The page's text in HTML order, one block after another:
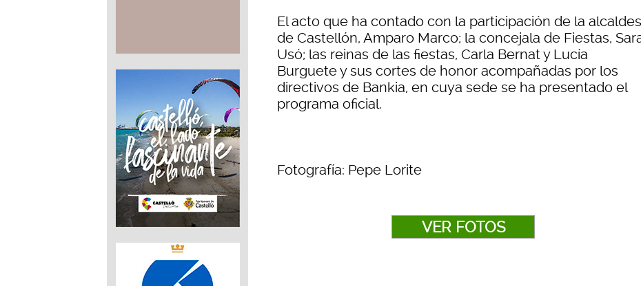
El acto que ha contado con la participación de la
de Castellón, Amparo Marco; la concejala de Fiestas,
Usó; las reinas de las fiestas, Carla Bernat y Lucía
Burguete y sus cortes de honor acompañadas por los
directivos de Bankia, en cuya sede se ha presentado el
programa oficial.
Fotografía: Pepe Lorite
VER FOTOS